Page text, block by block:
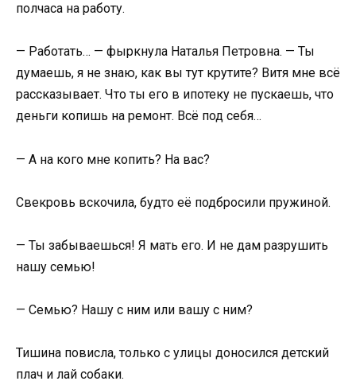
полчаса на работу.
— Работать… — фыркнула Наталья Петровна. — Ты
думаешь, я не знаю, как вы тут крутите? Витя мне всё
рассказывает. Что ты его в ипотеку не пускаешь, что
деньги копишь на ремонт. Всё под себя…
— А на кого мне копить? На вас?
Свекровь вскочила, будто её подбросили пружиной.
— Ты забываешься! Я мать его. И не дам разрушить
нашу семью!
— Семью? Нашу с ним или вашу с ним?
Тишина повисла, только с улицы доносился детский
плач и лай собаки.